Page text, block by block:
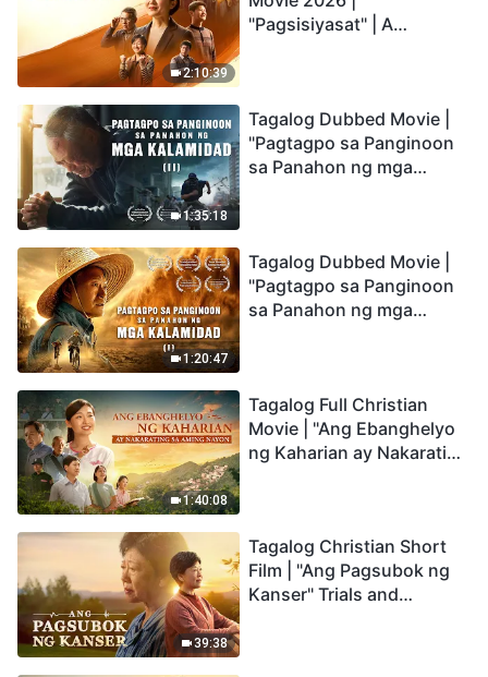
2:10:39
"Pagsisiyasat" | A
1:35:18
Tagalog Dubbed Movie |
"Pagtagpo sa Panginoon
sa Panahon ng mga
Tayo Makakapasok sa
Kaharian ng Diyos?
1:20:47
Tagalog Dubbed Movie |
"Pagtagpo sa Panginoon
sa Panahon ng mga
Sangkatauhan?
1:40:08
Tagalog Full Christian
Movie | "Ang Ebanghelyo
ng Kaharian ay Nakarating
39:38
Tagalog Christian Short
Film | "Ang Pagsubok ng
Kanser" Trials and